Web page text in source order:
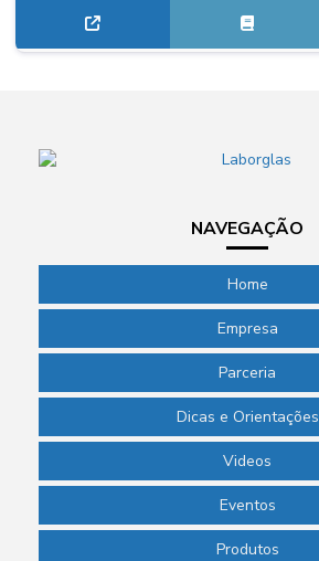
NAVEGAÇÃO
Home
Empresa
Parceria
Dicas e Orientações
Videos
Eventos
Produtos